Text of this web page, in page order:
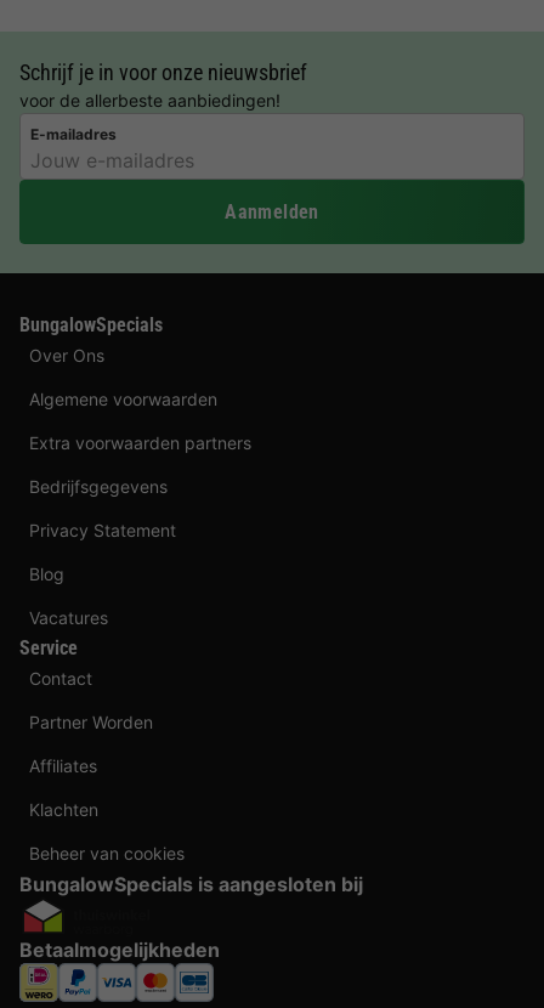
Schrijf je in voor onze nieuwsbrief
voor de allerbeste aanbiedingen!
E-mailadres
Aanmelden
BungalowSpecials
Over Ons
Algemene voorwaarden
Extra voorwaarden partners
Bedrijfsgegevens
Privacy Statement
Blog
Vacatures
Service
Contact
Partner Worden
Affiliates
Klachten
Beheer van cookies
BungalowSpecials is aangesloten bij
Betaalmogelijkheden